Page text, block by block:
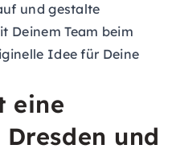
und gestalte
Deinem Team beim
Idee für Deine
eine
und